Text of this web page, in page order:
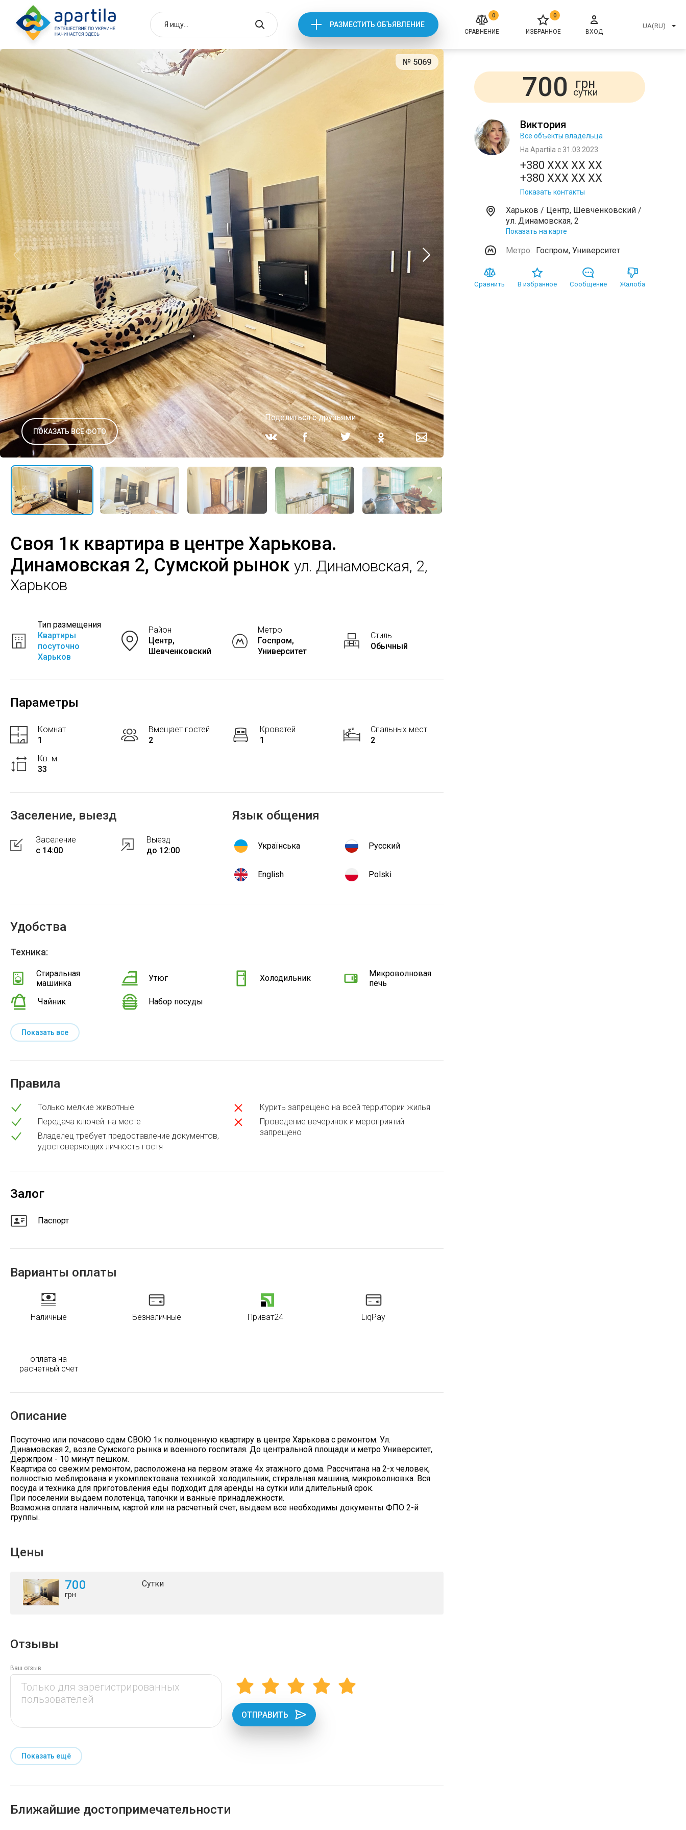
РАЗМЕСТИТЬ ОБЪЯВЛЕНИЕ
0
СРАВНЕНИЕ
0
ИЗБРАННОЕ ВХОД
UA(RU)
№ 5069
ПОКАЗАТЬ ВСЕ ФОТО
Поделиться с друзьями
Своя 1к квартира в центре Харькова.
Динамовская 2, Сумской рынок ул. Динамовская, 2,
Харьков
Тип размещения
Квартиры
посуточно
Харьков
Район
Центр,
Шевченковский
Метро
Госпром,
Университет
Стиль
Обычный
Параметры
Комнат
1
Вмещает гостей
2
Кроватей
1
Спальных мест
2
Кв. м.
33
Заселение, выезд
Заселение
с 14:00
Выезд
до 12:00
Язык общения
Українська Русский
English Polski
Удобства
Техника:
Стиральная
машинка
Утюг Холодильник
Микроволновая
печь
Чайник
Набор посуды
Показать все
Правила
Только мелкие животные
Передача ключей: на месте
Владелец требует предоставление документов,
удостоверяющих личность гостя
Курить запрещено на всей территории жилья
Проведение вечеринок и мероприятий
запрещено
Залог
Паспорт
Варианты оплаты
Наличные Безналичные Приват24 LiqPay
оплата на
расчетный счет
Описание
Посуточно или почасово сдам СВОЮ 1к полноценную квартиру в центре Харькова с ремонтом. Ул.
Динамовская 2, возле Сумского рынка и военного госпиталя. До центральной площади и метро Университет,
Держпром - 10 минут пешком.
Квартира со свежим ремонтом, расположена на первом этаже 4х этажного дома. Рассчитана на 2-х человек,
полностью меблирована и укомплектована техникой: холодильник, стиральная машина, микроволновка. Вся
посуда и техника для приготовления еды подходит для аренды на сутки или длительный срок.
При поселении выдаем полотенца, тапочки и ванные принадлежности.
Возможна оплата наличным, картой или на расчетный счет, выдаем все необходимы документы ФПО 2-й
группы.
Цены
700
грн
Сутки
Отзывы
Ваш отзыв
ОТПРАВИТЬ
Показать ещё
Ближайшие достопримечательности
700 грн
сутки
Виктория
Все объекты владельца
На Apartila с 31.03.2023
+380 XXX XX XX
+380 XXX XX XX
Показать контакты
Харьков / Центр, Шевченковский /
ул. Динамовская, 2
Показать на карте
Метро: Госпром, Университет
Сравнить В избранное Сообщение Жалоба